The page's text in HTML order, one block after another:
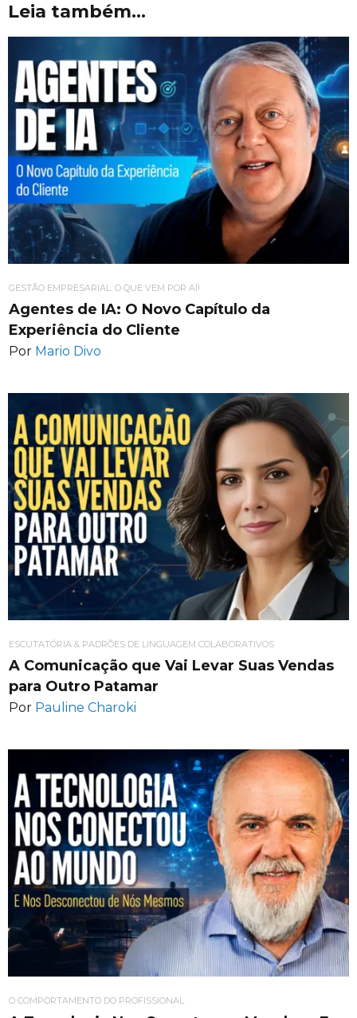
Leia também...
GESTÃO EMPRESARIAL: O QUE VEM POR AÍ!
Agentes de IA: O Novo Capítulo da
Experiência do Cliente
Por Mario Divo
ESCUTATÓRIA & PADRÕES DE LINGUAGEM COLABORATIVOS
A Comunicação que Vai Levar Suas Vendas
para Outro Patamar
Por Pauline Charoki
O COMPORTAMENTO DO PROFISSIONAL